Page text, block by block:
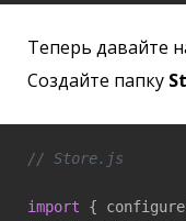
Теперь давайте
Создайте папку
// Store.js
import {